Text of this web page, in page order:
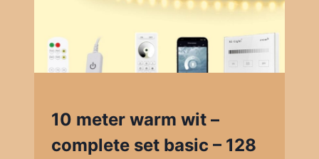
10 meter warm wit –
complete set basic – 128